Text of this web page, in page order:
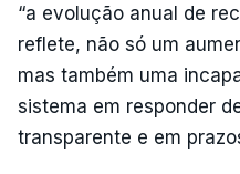
“a evolução anual de
reflete, não só um
mas também uma
sistema em responder
transparente e em